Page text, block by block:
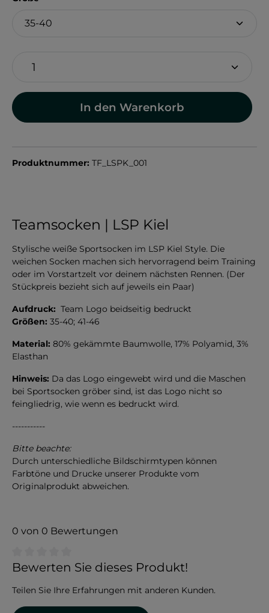
In den Warenkorb
Produktnummer: TF_LSPK_001
Teamsocken | LSP Kiel
Stylische weiße Sportsocken im LSP Kiel Style. Die
weichen Socken machen sich hervorragend beim Training
oder im Vorstartzelt vor deinem nächsten Rennen. (Der
Stückpreis bezieht sich auf jeweils ein Paar)
Aufdruck: Team Logo beidseitig bedruckt
Größen: 35-40; 41-46
Material: 80% gekämmte Baumwolle, 17% Polyamid, 3%
Elasthan
Hinweis: Da das Logo eingewebt wird und die Maschen
bei Sportsocken gröber sind, ist das Logo nicht so
feingliedrig, wie wenn es bedruckt wird.
-----------
Bitte beachte:
Durch unterschiedliche Bildschirmtypen können
Farbtöne und Drucke unserer Produkte vom
Originalprodukt abweichen.
0 von 0 Bewertungen
Durchschnittliche Bewertung von 0 von 5 Sternen
Bewerten Sie dieses Produkt!
Teilen Sie Ihre Erfahrungen mit anderen Kunden.